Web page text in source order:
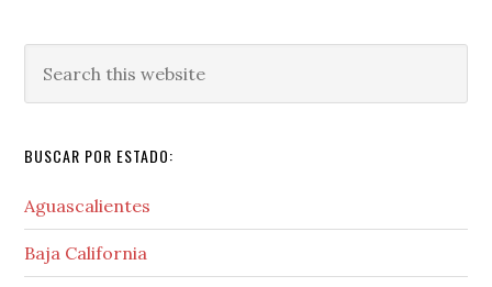
this
BUSCAR POR ESTADO:
Aguascalientes
Baja California